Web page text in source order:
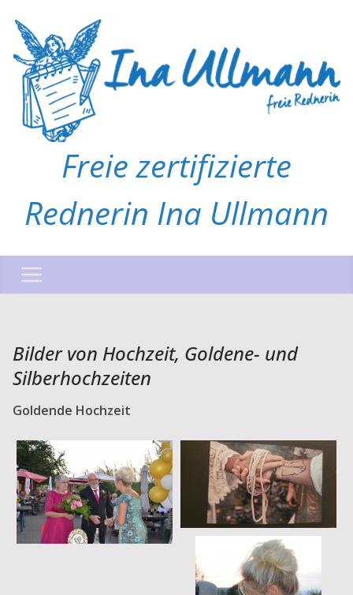
Inhalt
springen
Freie zertifizierte
Rednerin Ina Ullmann
Bilder von Hochzeit, Goldene- und
Silberhochzeiten
Goldende Hochzeit